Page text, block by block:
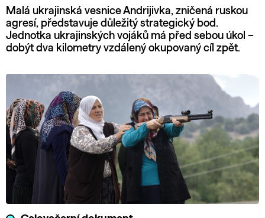
Malá ukrajinská vesnice Andrijivka, zničená ruskou
agresí, představuje důležitý strategický bod.
Jednotka ukrajinských vojáků má před sebou úkol –
dobýt dva kilometry vzdálený okupovaný cíl zpět.